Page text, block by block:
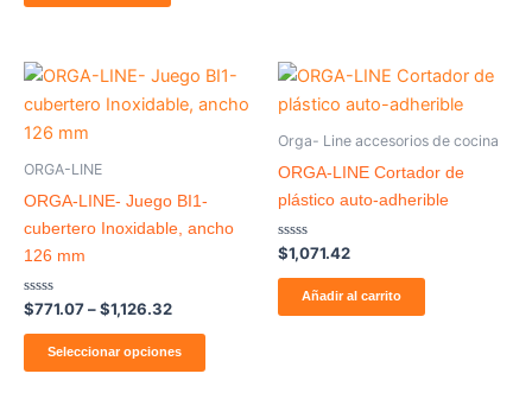
ORGA-LINE
ORGA-LINE- Juego BI1-
cubertero Inoxidable, ancho
126 mm
Valorado
con
0
$771.07–$1,126.32
Price
range:
$771.07
Seleccionar opciones
Este
producto
Las
opciones
elegir
Orga- Line accesorios de cocina
ORGA-LINE Cortador de
plástico auto-adherible
Valorado
con
0
$1,071.42
Añadir al carrito